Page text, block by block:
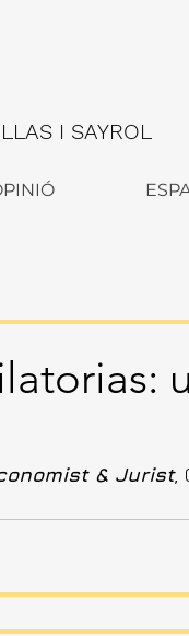
I SAYROL
& Jurist,